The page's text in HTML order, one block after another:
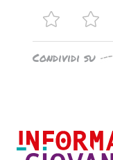
Condividi su